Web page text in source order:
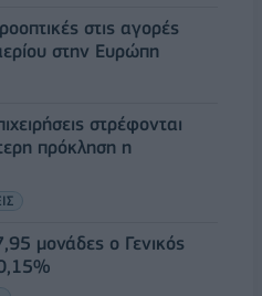
στις αγορές
στην Ευρώπη
στρέφονται
πρόκληση η
μονάδες ο Γενικός